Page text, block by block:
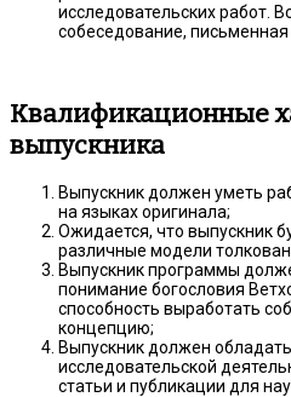
исследовательских работ.
собеседование, письменная
Квалификационные
выпускника
Выпускник должен уметь
на языках оригинала;
Ожидается, что выпускник
различные модели
Выпускник программы
понимание богословия
способность выработать
концепцию;
Выпускник должен
исследовательской
статьи и публикации для